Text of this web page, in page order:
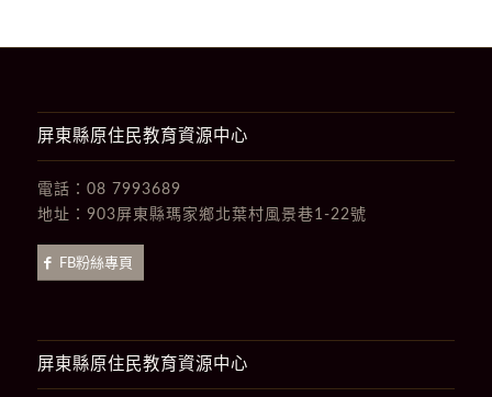
屏東縣原住民教育資源中心
電話： 08 7993689
地址： 903屏東縣瑪家鄉北葉村風景巷1-22號
FB粉絲專頁
屏東縣原住民教育資源中心